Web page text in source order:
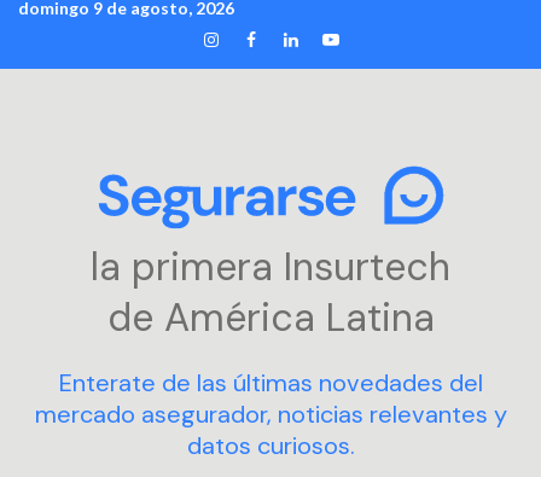
Skip
content
domingo 9 de agosto, 2026
INSTAGRAM
FACEBOOK
LINKEDIN
YOUTUBE
la primera Insurtech
de América Latina
Enterate de las últimas novedades del
mercado asegurador, noticias relevantes y
datos curiosos.